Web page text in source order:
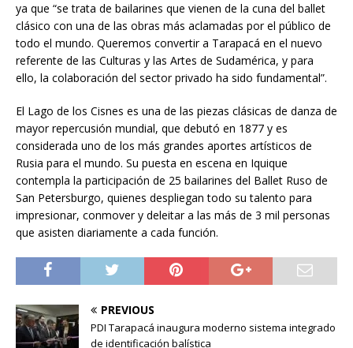
ya que “se trata de bailarines que vienen de la cuna del ballet
clásico con una de las obras más aclamadas por el público de
todo el mundo. Queremos convertir a Tarapacá en el nuevo
referente de las Culturas y las Artes de Sudamérica, y para
ello, la colaboración del sector privado ha sido fundamental”.
El Lago de los Cisnes es una de las piezas clásicas de danza de
mayor repercusión mundial, que debutó en 1877 y es
considerada uno de los más grandes aportes artísticos de
Rusia para el mundo. Su puesta en escena en Iquique
contempla la participación de 25 bailarines del Ballet Ruso de
San Petersburgo, quienes despliegan todo su talento para
impresionar, conmover y deleitar a las más de 3 mil personas
que asisten diariamente a cada función.
PREVIOUS
PDI Tarapacá inaugura moderno sistema integrado
de identificación balística